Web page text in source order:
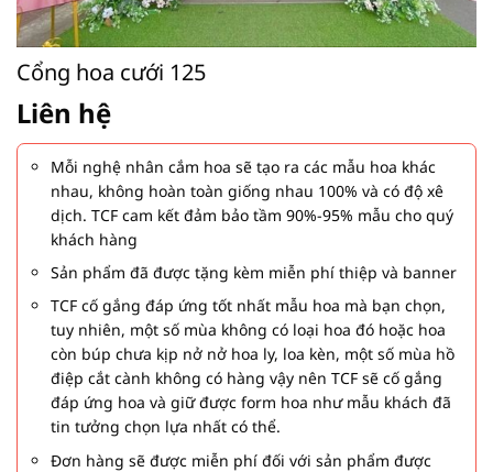
Cổng hoa cưới 125
Liên hệ
Mỗi nghệ nhân cắm hoa sẽ tạo ra các mẫu hoa khác
nhau, không hoàn toàn giống nhau 100% và có độ xê
dịch. TCF cam kết đảm bảo tầm 90%-95% mẫu cho quý
khách hàng
Sản phẩm đã được tặng kèm miễn phí thiệp và banner
TCF cố gắng đáp ứng tốt nhất mẫu hoa mà bạn chọn,
tuy nhiên, một số mùa không có loại hoa đó hoặc hoa
còn búp chưa kịp nở nở hoa ly, loa kèn, một số mùa hồ
điệp cắt cành không có hàng vậy nên TCF sẽ cố gắng
đáp ứng hoa và giữ được form hoa như mẫu khách đã
tin tưởng chọn lựa nhất có thể.
Đơn hàng sẽ được miễn phí đối với sản phẩm được